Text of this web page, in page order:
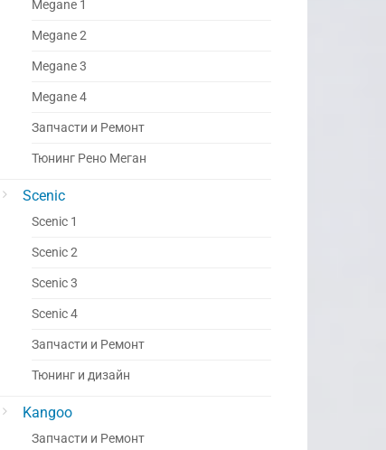
Megane 1
Megane 2
Megane 3
Megane 4
Запчасти и Ремонт
Тюнинг Рено Меган
Scenic
Scenic 1
Scenic 2
Scenic 3
Scenic 4
Запчасти и Ремонт
Тюнинг и дизайн
Kangoo
Запчасти и Ремонт